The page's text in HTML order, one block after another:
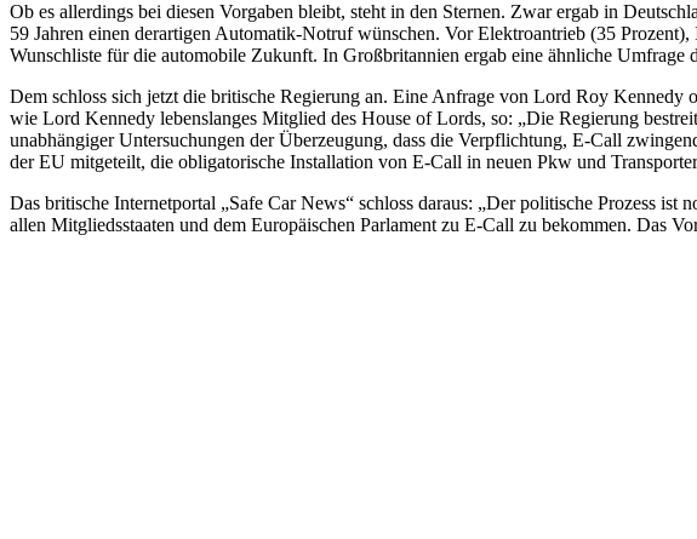
Ob es allerdings bei diesen Vorgaben bleibt, steht in den Sternen. Zwar ergab in
59 Jahren einen derartigen Automatik-Notruf wünschen. Vor Elektroantrieb (35
Wunschliste für die automobile Zukunft. In Großbritannien ergab eine ähnliche
Dem schloss sich jetzt die britische Regierung an. Eine Anfrage von Lord Roy Kennedy
wie Lord Kennedy lebenslanges Mitglied des House of Lords, so: „Die Regierung
unabhängiger Untersuchungen der Überzeugung, dass die Verpflichtung, E-Call
der EU mitgeteilt, die obligatorische Installation von E-Call in neuen Pkw und
Das britische Internetportal „Safe Car News“ schloss daraus: „Der politische Prozess
allen Mitgliedsstaaten und dem Europäischen Parlament zu E-Call zu bekommen. Das